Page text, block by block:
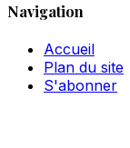
Navigation
Accueil
Plan du site
S'abonner